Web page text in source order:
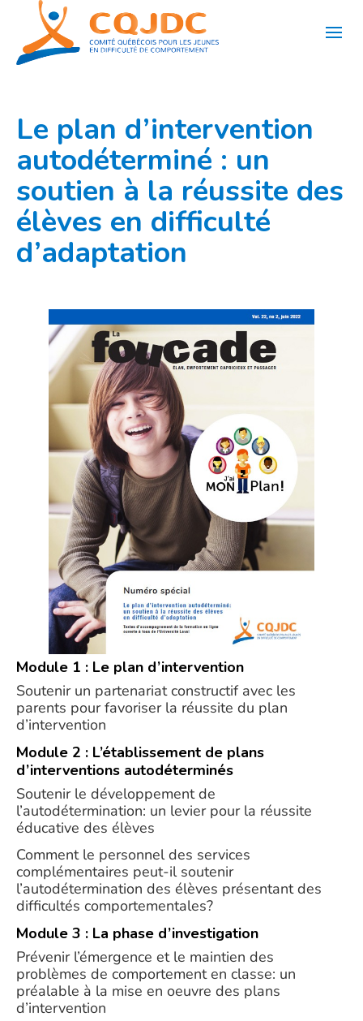
contenu
Le plan d’intervention
autodéterminé : un
soutien à la réussite des
élèves en difficulté
d’adaptation
Module 1 : Le plan d’intervention
Soutenir un partenariat constructif avec les
parents pour favoriser la réussite du plan
d’intervention
Module 2 : L’établissement de plans
d’interventions autodéterminés
Soutenir le développement de
l’autodétermination: un levier pour la réussite
éducative des élèves
Comment le personnel des services
complémentaires peut-il soutenir
l’autodétermination des élèves présentant des
difficultés comportementales?
Module 3 : La phase d’investigation
Prévenir l’émergence et le maintien des
problèmes de comportement en classe: un
préalable à la mise en oeuvre des plans
d’intervention